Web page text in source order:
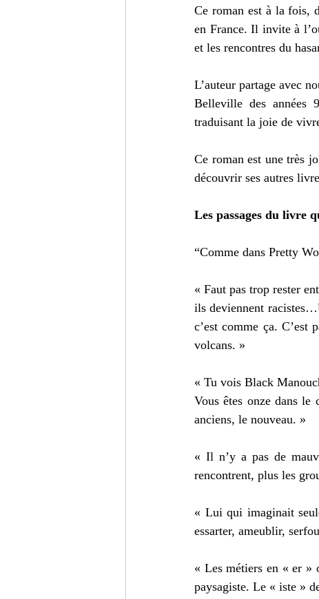
Ce roman est à la fois,
en France. Il invite à
et les rencontres du
L’auteur partage avec
Belleville des années
traduisant la joie de
Ce roman est une très
découvrir ses autres
Les passages du livre
“Comme dans Pretty
« Faut pas trop rester
ils deviennent
c’est comme ça. C’est
volcans. »
« Tu vois Black
Vous êtes onze dans
anciens, le nouveau. »
« Il n’y a pas de
rencontrent, plus les
« Lui qui imaginait
essarter, ameublir,
« Les métiers en « er »
paysagiste. Le « iste »